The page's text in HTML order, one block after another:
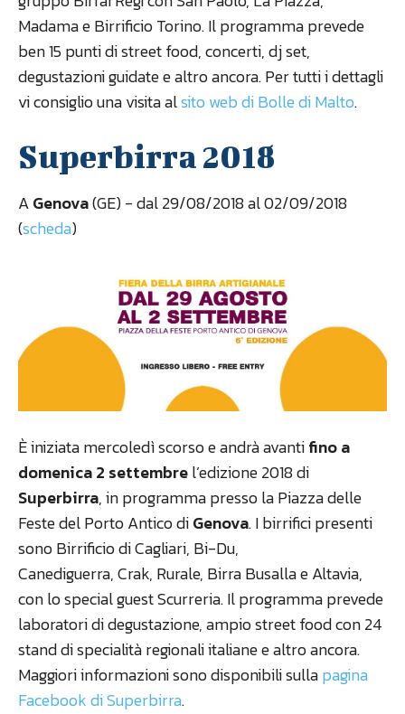
Madama e Birrificio Torino. Il programma prevede
ben 15 punti di street food, concerti, dj set,
degustazioni guidate e altro ancora. Per tutti i dettagli
vi consiglio una visita alsito web di Bolle di Malto.
Superbirra 2018
AGenova(GE) - dal 29/08/2018 al 02/09/2018
(scheda)
È iniziata mercoledì scorso e andrà avantifino a
domenica 2 settembrel’edizione 2018 di
Superbirra, in programma presso la Piazza delle
Feste del Porto Antico diGenova. I birrifici presenti
sono Birrificio di Cagliari, Bi-Du,
Canediguerra, Crak, Rurale, Birra Busalla e Altavia,
con lo special guest Scurreria. Il programma prevede
laboratori di degustazione, ampio street food con 24
stand di specialità regionali italiane e altro ancora.
Maggiori informazioni sono disponibili sullapagina
Facebook di Superbirra.